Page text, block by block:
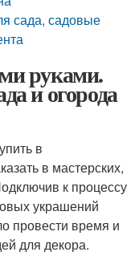
сада, садовые
руками.
и огорода
в
в мастерских,
к процессу
украшений
провести время и
для декора.